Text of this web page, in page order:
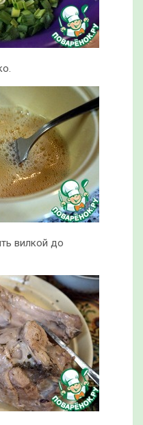
вилкой до